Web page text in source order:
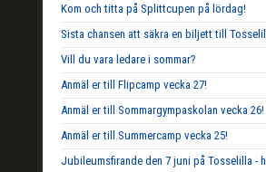
Kom och titta på Splittcupen på lördag!
Sista chansen att säkra en biljett till
Vill du vara ledare i sommar?
Anmäl er till Flipcamp vecka 27!
Anmäl er till Sommargympaskolan vecka 26!
Anmäl er till Summercamp vecka 25!
Jubileumsfirande den 7 juni på Tosselilla -